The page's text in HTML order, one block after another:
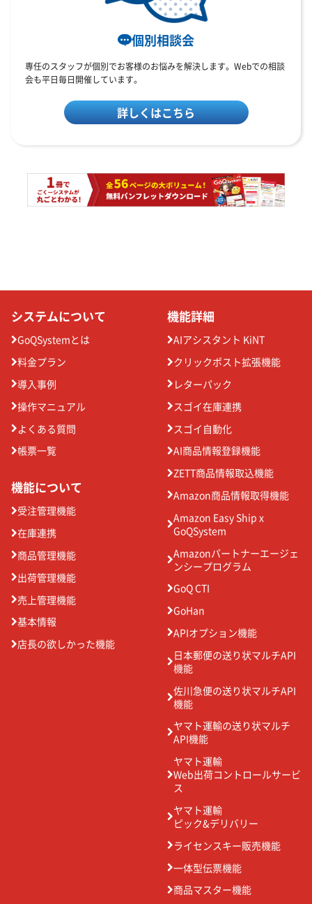
個別相談会
専任のスタッフが個別でお客様のお悩みを解決します。Webでの相談
会も平日毎日開催しています。
詳しくはこちら
システムについて
GoQSystemとは
料金プラン
導入事例
操作マニュアル
よくある質問
帳票一覧
機能について
受注管理機能
在庫連携
商品管理機能
出荷管理機能
売上管理機能
基本情報
店長の欲しかった機能
機能詳細
AIアシスタント KiNT
クリックポスト拡張機能
レターパック
スゴイ在庫連携
スゴイ自動化
AI商品情報登録機能
ZETT商品情報取込機能
Amazon商品情報取得機能
Amazon Easy Ship x
GoQSystem
Amazonパートナーエージェ
ンシープログラム
GoQ CTI
GoHan
APIオプション機能
日本郵便の送り状マルチAPI
機能
佐川急便の送り状マルチAPI
機能
ヤマト運輸の送り状マルチ
API機能
ヤマト運輸
Web出荷コントロールサービ
ス
ヤマト運輸
ピック&デリバリー
ライセンスキー販売機能
一体型伝票機能
商品マスター機能